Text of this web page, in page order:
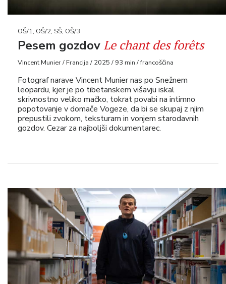
OŠ/1, OŠ/2, SŠ, OŠ/3
Pesem gozdovLe chant des forêts
Vincent Munier / Francija / 2025 / 93 min / francoščina
Fotograf narave Vincent Munier nas po Snežnem
leopardu, kjer je po tibetanskem višavju iskal
skrivnostno veliko mačko, tokrat povabi na intimno
popotovanje v domače Vogeze, da bi se skupaj z njim
prepustili zvokom, teksturam in vonjem starodavnih
gozdov. Cezar za najboljši dokumentarec.